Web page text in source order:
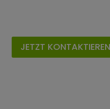
JETZT